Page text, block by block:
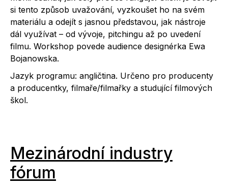
si tento způsob uvažování, vyzkoušet ho na svém
materiálu a odejít s jasnou představou, jak nástroje
dál využívat – od vývoje, pitchingu až po uvedení
filmu. Workshop povede audience designérka Ewa
Bojanowska.
Jazyk programu: angličtina. Určeno pro producenty
a producentky, filmaře/filmařky a studující filmových
škol.
Mezinárodní industry
fórum